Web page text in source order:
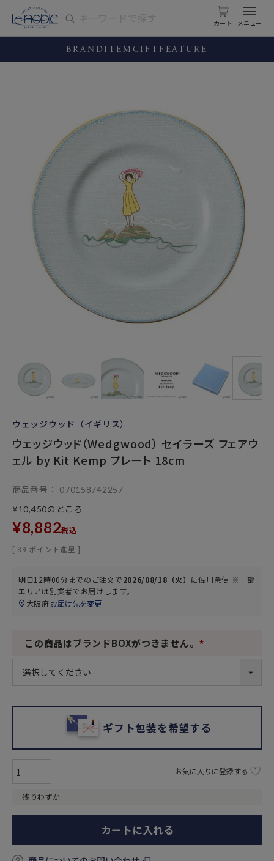
カート
BRANDITEM GIFT FEATURE
ウェッジウッド（イギリス）
ウェッジウッド（Wedgwood） セイラーズ フェアウ
ェル by Kit Kemp プレート 18cm
商品番号
070158742257
¥10,450のところ
¥8,882税込
[ 89 ポイント進呈 ]
明日12時00分までのご注文で2026/08/18（火） に佐川急便 ※一部
エリアは別業者でお届けします。
大阪府お届け先を変更
この商品はブランドBOXがつきません。
ギフト包装を希望する
残りわずか
お気に入りに登録する
カートに入れる